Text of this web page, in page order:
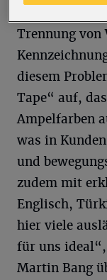
Trennung von
diesem
Tape“ auf,
Ampelfarben
was in
und
zudem mit
Englisch,
hier viele
für uns
Martin Bang